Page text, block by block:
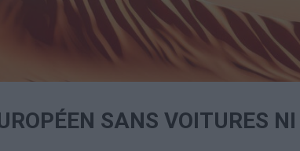
SANS VOITURES